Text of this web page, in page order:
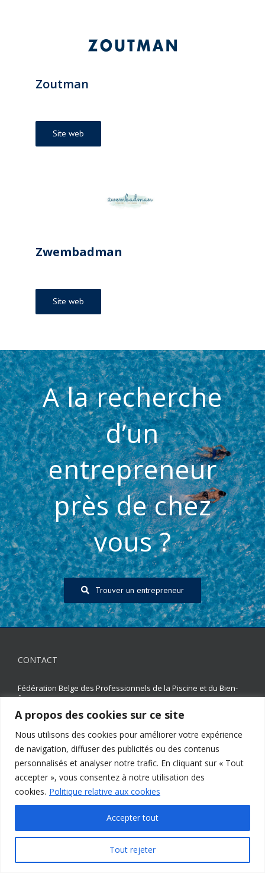
A propos des cookies sur ce site
Nous utilisons des cookies pour améliorer votre expérience
de navigation, diffuser des publicités ou des contenus
personnalisés et analyser notre trafic. En cliquant sur « Tout
accepter », vous consentez à notre utilisation des
cookies. Politique relative aux cookies
Tout rejeter
Accepter tout
Zoutman
Site web
Zwembadman
Site web
A la recherche
d’un
entrepreneur
près de chez
vous ?
Trouver un entrepreneur
CONTACT
Fédération Belge des Professionnels de la Piscine et du Bien-
Être
Avenue des Arts 20 - 1000 Bruxelles
TVA : BE0417190070
02 511 65 95 |
02 514 18 75
constructeurs-piscines@faba.be
Règlement d’ordre intérieur